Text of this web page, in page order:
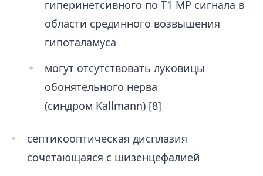
гиперинетсивного по Т1 МР сигнала в
области срединного возвышения
гипоталамуса
могут отсутствовать луковицы
обонятельного нерва
(синдром Kallmann) [8]
септикооптическая дисплазия
сочетающаяся с шизенцефалией